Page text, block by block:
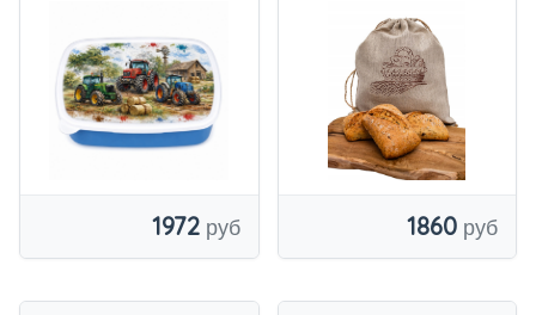
1972
ВЫШИВАННАЯ!
1860